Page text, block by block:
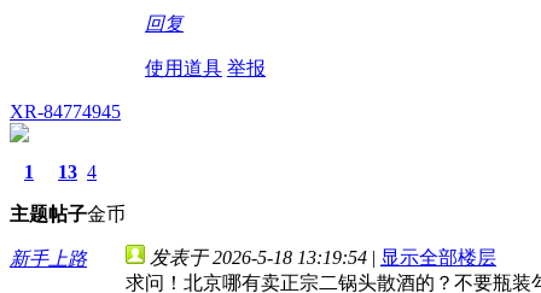
回复
使用道具 举报
XR-84774945
1
主题
13
帖子
4
金币
新手上路 发表于 2026-5-18 13:19:54 | 显示全部楼层
求问！北京哪有卖正宗二锅头散酒的？不要瓶装